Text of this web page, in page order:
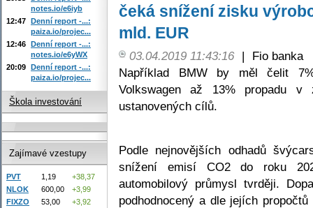
čeká snížení zisku
mld. EUR
03.04.2019 11:43:16 |
Fio banka
Například BMW by měl čelit
Volkswagen až 13% propadu
ustanovených cílů.
Podle nejnovějších odhadů
snížení emisí CO2 do roku
automobilový průmysl tvrději.
podhodnocený a dle jejích
notes.io/e6iyb
12:47 Denní report -...:
paiza.io/projec...
12:46 Denní report -...:
notes.io/e6yWX
20:09 Denní report -...:
paiza.io/projec...
Škola investování
Zajímavé vzestupy
PVT 1,19
+38,37
NLOK
600,00
+3,99
FIXZO
53,00
+3,92